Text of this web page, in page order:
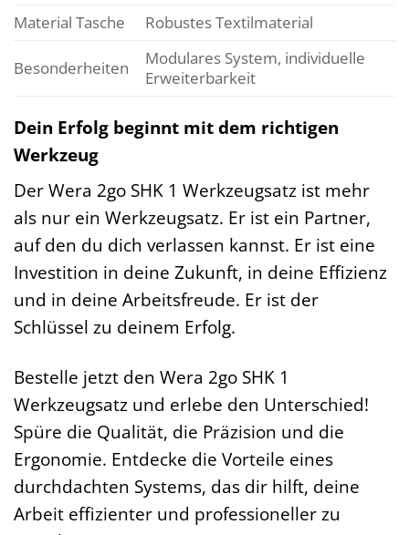
Material Tasche
Robustes Textilmaterial
Besonderheiten
Modulares System, individuelle
Erweiterbarkeit
Dein Erfolg beginnt mit dem richtigen
Werkzeug
Der Wera 2go SHK 1 Werkzeugsatz ist mehr
als nur ein Werkzeugsatz. Er ist ein Partner,
auf den du dich verlassen kannst. Er ist eine
Investition in deine Zukunft, in deine Effizienz
und in deine Arbeitsfreude. Er ist der
Schlüssel zu deinem Erfolg.
Bestelle jetzt den Wera 2go SHK 1
Werkzeugsatz und erlebe den Unterschied!
Spüre die Qualität, die Präzision und die
Ergonomie. Entdecke die Vorteile eines
durchdachten Systems, das dir hilft, deine
Arbeit effizienter und professioneller zu